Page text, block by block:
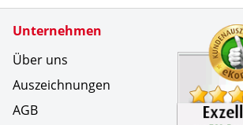
Unternehmen
Über uns
Auszeichnungen
AGB
Zertifikate